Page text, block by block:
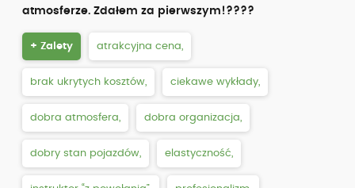
atmosferze. Zdałem za pierwszym!????
+ Zalety atrakcyjna cena,
brak ukrytych kosztów, ciekawe wykłady,
dobra atmosfera, dobra organizacja,
dobry stan pojazdów, elastyczność,